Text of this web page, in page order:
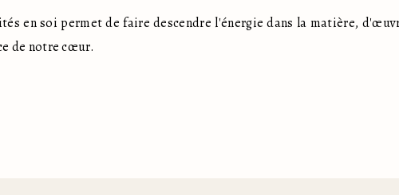
en soi permet de faire descendre l'énergie dans la matière,
de notre cœur.